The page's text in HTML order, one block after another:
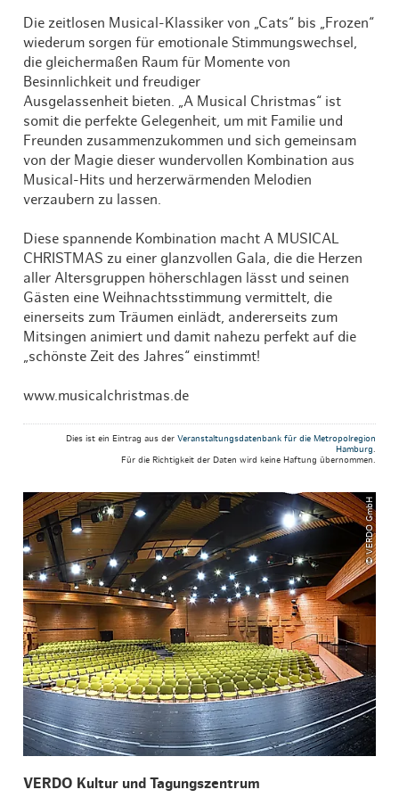
Die zeitlosen Musical-Klassiker von „Cats“ bis „Frozen“
wiederum sorgen für emotionale Stimmungswechsel,
die gleichermaßen Raum für Momente von
Besinnlichkeit und freudiger
Ausgelassenheit bieten. „A Musical Christmas“ ist
somit die perfekte Gelegenheit, um mit Familie und
Freunden zusammenzukommen und sich gemeinsam
von der Magie dieser wundervollen Kombination aus
Musical-Hits und herzerwärmenden Melodien
verzaubern zu lassen.
Diese spannende Kombination macht A MUSICAL
CHRISTMAS zu einer glanzvollen Gala, die die Herzen
aller Altersgruppen höherschlagen lässt und seinen
Gästen eine Weihnachtsstimmung vermittelt, die
einerseits zum Träumen einlädt, andererseits zum
Mitsingen animiert und damit nahezu perfekt auf die
„schönste Zeit des Jahres“ einstimmt!
www.musicalchristmas.de
Dies ist ein Eintrag aus der Veranstaltungsdatenbank für die Metropolregion
Hamburg.
Für die Richtigkeit der Daten wird keine Haftung übernommen.
© VERDO GmbH
VERDO Kultur und Tagungszentrum